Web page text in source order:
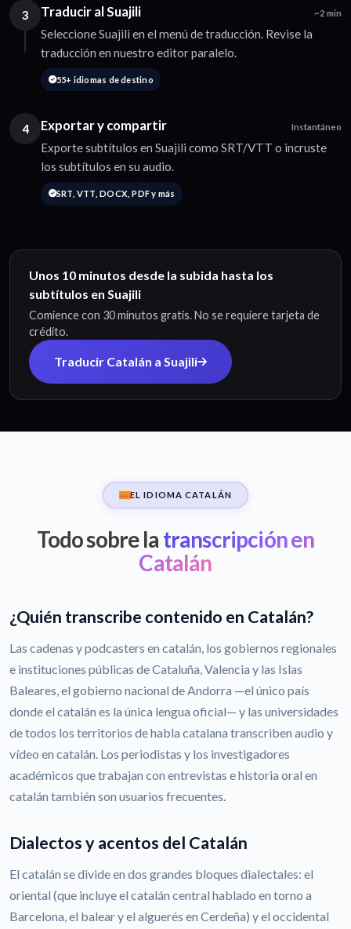
3 Traducir al Suajili ~2 min
Seleccione Suajili en el menú de traducción. Revise la
traducción en nuestro editor paralelo.
55+ idiomas de destino
4 Exportar y compartir Instantáneo
Exporte subtítulos en Suajili como SRT/VTT o incruste
los subtítulos en su audio.
SRT, VTT, DOCX, PDF y más
Unos 10 minutos desde la subida hasta los
subtítulos en Suajili
Comience con 30 minutos gratis. No se requiere tarjeta de
crédito.
Traducir Catalán a Suajili
EL IDIOMA CATALÁN
Todo sobre la transcripción en
Catalán
¿Quién transcribe contenido en Catalán?
Las cadenas y podcasters en catalán, los gobiernos regionales
e instituciones públicas de Cataluña, Valencia y las Islas
Baleares, el gobierno nacional de Andorra —el único país
donde el catalán es la única lengua oficial— y las universidades
de todos los territorios de habla catalana transcriben audio y
vídeo en catalán. Los periodistas y los investigadores
académicos que trabajan con entrevistas e historia oral en
catalán también son usuarios frecuentes.
Dialectos y acentos del Catalán
El catalán se divide en dos grandes bloques dialectales: el
oriental (que incluye el catalán central hablado en torno a
Barcelona, el balear y el alguerés en Cerdeña) y el occidental